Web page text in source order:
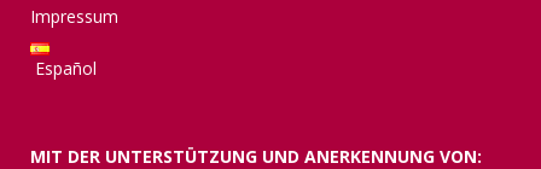
Impressum
Español
MIT DER UNTERSTÜTZUNG UND ANERKENNUNG VON: